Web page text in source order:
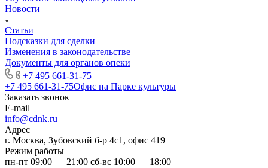
Новости
Статьи
Подсказки для сделки
Изменения в законодательстве
Документы для органов опеки
+7 495 661-31-75
+7 495 661-31-75Офис на Парке культуры
Заказать звонок
E-mail
info@cdnk.ru
Адрес
г. Москва, Зубовский б-р 4с1, офис 419
Режим работы
пн-пт 09:00 — 21:00 сб-вс 10:00 — 18:00